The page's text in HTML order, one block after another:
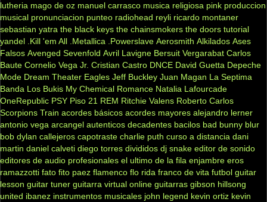
lutheria mago de oz manuel carrasco musica religiosa pink produccion
musical pronunciacion punteo radiohead reyli ricardo montaner
sebastian yatra the black keys the chainsmokers the doors tutorial
yandel .Kill 'em All .Metallica .Powerslave Aerosmith Alkilados Ases
Falsos Avenged Sevenfold Avril Lavigne Bersuit Vergarabat Carlos
Baute Cornelio Vega Jr. Cristian Castro DNCE David Guetta Depeche
Mode Dream Theater Eagles Jeff Buckley Juan Magan La Septima
Banda Los Bukis My Chemical Romance Natalia Lafourcade
OneRepublic PSY Piso 21 REM Ritchie Valens Roberto Carlos
Scorpions Train acordes básicos acordes mayores alejandro lerner
antonio vega arcangel autenticos decadentes bacilos bad bunny blur
bob dylan callejeros capotraste charlie puth curso a distancia dani
martin daniel calveti diego torres divididos dj snake editor de sonido
editores de audio profesionales el ultimo de la fila enjambre eros
ramazzotti fato fito paez flamenco flo rida franco de vita futbol guitar
lesson guitar tuner guitarra virtual online guitarras gibson hillsong
united ibanez instrumentos musicales john legend kevin ortiz kevin